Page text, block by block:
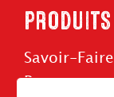
PRODUITS
Savoir-Faire
Roues